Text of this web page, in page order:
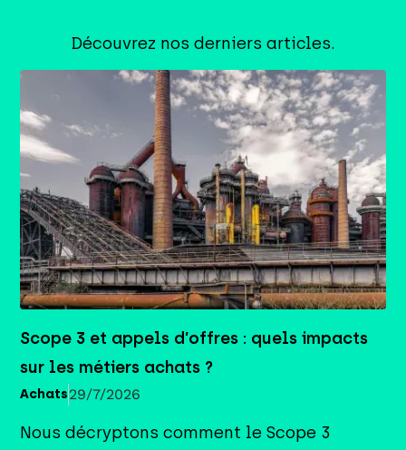
Découvrez nos derniers articles.
Scope 3 et appels d’offres : quels impacts
sur les métiers achats ?
Achats29/7/2026
Nous décryptons comment le Scope 3